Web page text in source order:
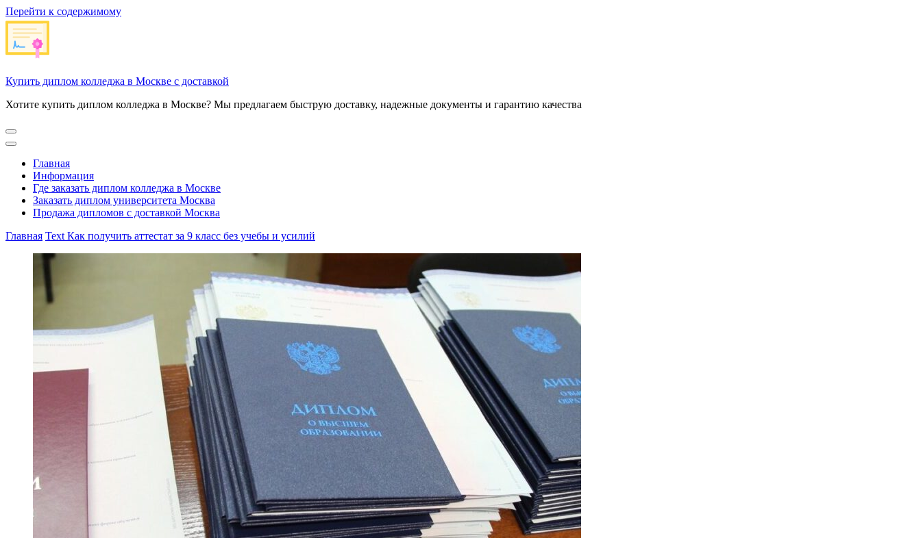
Перейти к содержимому
Купить диплом колледжа в Москве с доставкой
Хотите купить диплом колледжа в Москве? Мы предлагаем быструю доставку, надежные документы и гарантию качества
Главная
Информация
Где заказать диплом колледжа в Москве
Заказать диплом университета Москва
Продажа дипломов с доставкой Москва
Главная Text Как получить аттестат за 9 класс без учебы и усилий